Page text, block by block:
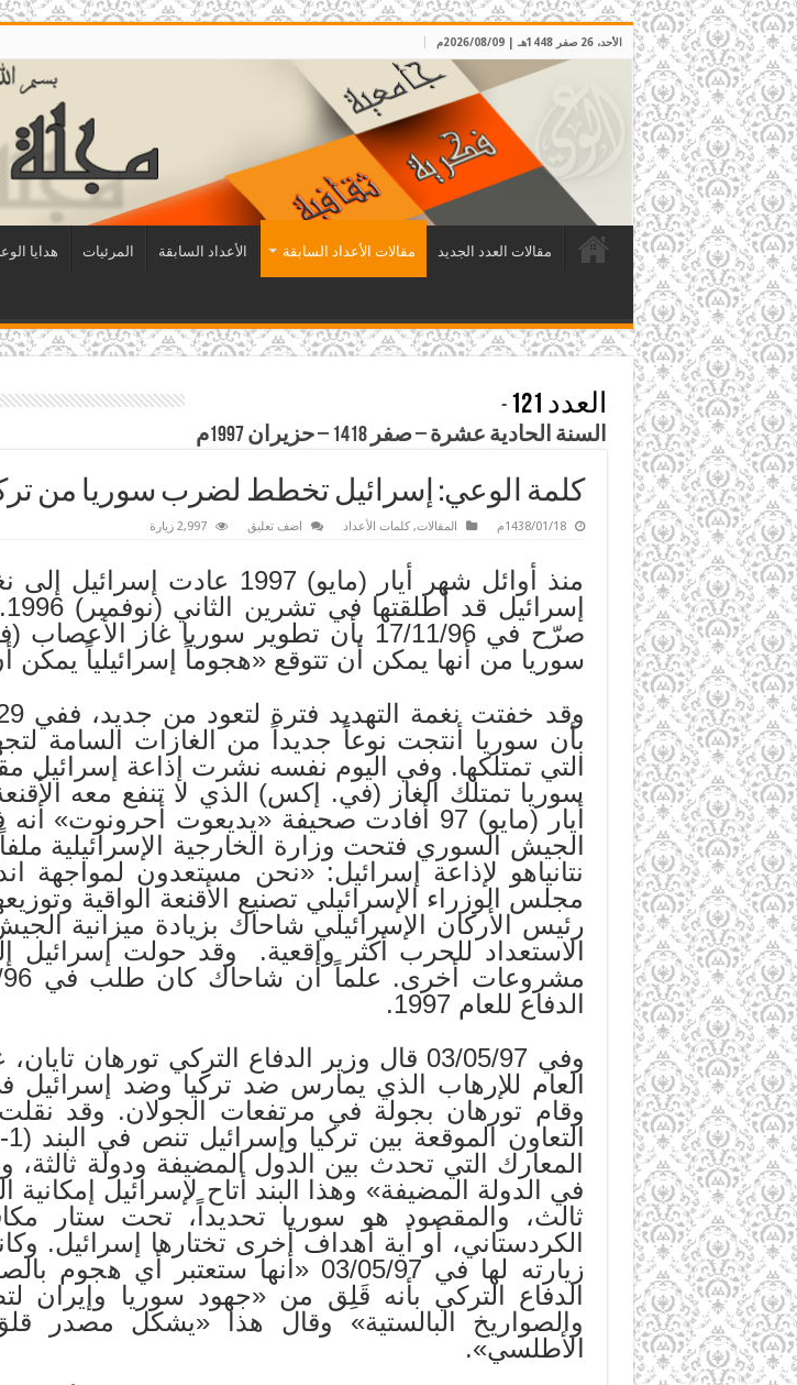
الأحد، 26 صفر 1448هـ | 2026/08/09م
مقالات العدد الجديد مقالات الأعداد السابقة الأعداد السابقة المرئيات هدايا
العدد 121
-
السنة الحادية عشرة – صفر 1418 – حزيران 1997م
كلمة الوعي: إسرائيل تخطط لضرب سوريا من
1438/01/18م المقالات,كلمات الأعداد اضف تعليق 2,997 زيارة
منذ أوائل شهر أيار (مايو)
صرّح في 17/11/96 بأن تطوير سوريا غاز
سوريا من أنها يمكن أن تتوقع «هجوماً إسرائيلياً يمكن
بأن سوريا أنتجت نوعاً جديداً من الغازات السامة
التي تمتلكها. وفي اليوم نفسه نشرت إذاعة إسرائيل
سوريا تمتلك الغاز (في. إكس) الذي لا تنفع معه
أيار (مايو) 97 أفادت صحيفة «يديعوت
نتانياهو لإذاعة إسرائيل: «نحن مستعدون
مجلس الوزراء الإسرائيلي تصنيع الأقنعة الواقية
رئيس الأركان الإسرائيلي شاحاك بزيادة ميزانية
الدفاع للعام 1997.
وفي 03/05/97 قال وزير الدفاع التركي
العام للإرهاب الذي يمارس ضد تركيا وضد إسرائيل
المعارك التي تحدث بين الدول المضيفة ودولة
في الدولة المضيفة» وهذا البند أتاح لإسرائيل
ثالث، والمقصود هو سوريا تحديداً، تحت ستار
الكردستاني، أو أية أهداف أخرى تختارها إسرائيل.
زيارته لها في 03/05/97 «أنها
الدفاع التركي بأنه قَلِق من «جهود سوريا وإيران
والصواريخ البالستية» وقال هذا «يشكل
الأطلسي».